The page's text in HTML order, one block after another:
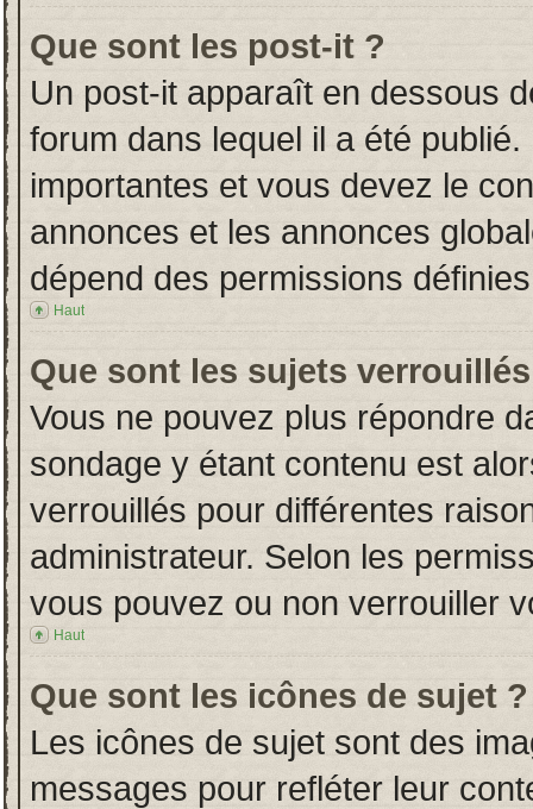
Que sont les post-it ?
Un post-it apparaît en dessous
forum dans lequel il a été
importantes et vous devez le
annonces et les annonces
dépend des permissions
Haut
Que sont les sujets
Vous ne pouvez plus répondre
sondage y étant contenu est
verrouillés pour différentes
administrateur. Selon les
vous pouvez ou non verrouiller
Haut
Que sont les icônes de sujet ?
Les icônes de sujet sont des
messages pour refléter leur